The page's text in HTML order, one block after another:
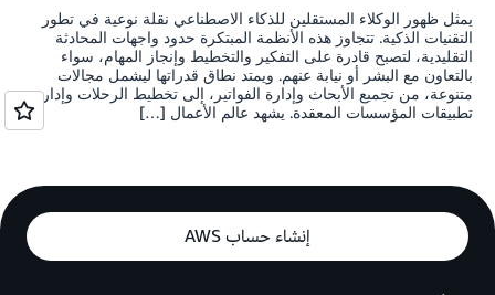
يمثل ظهور الوكلاء المستقلين للذكاء الاصطناعي نقلة نوعية في تطور
التقنيات الذكية. تتجاوز هذه الأنظمة المبتكرة حدود واجهات المحادثة
التقليدية، لتصبح قادرة على التفكير والتخطيط وإنجاز المهام، سواء
بالتعاون مع البشر أو نيابة عنهم. ويمتد نطاق قدراتها ليشمل مجالات
متنوعة، من تجميع الأبحاث وإدارة الفواتير، إلى تخطيط الرحلات وإدارة
تطبيقات المؤسسات المعقدة. يشهد عالم الأعمال […]
إنشاء حساب AWS